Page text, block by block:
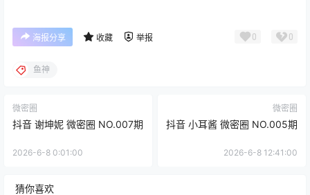
海报分享 收藏 举报 0 0
鱼神
微密圈
抖音 谢坤妮 微密圈 NO.007期
2026-6-8 0:01:00
微密圈
抖音 小耳酱 微密圈 NO.005期
2026-6-8 12:41:00
猜你喜欢